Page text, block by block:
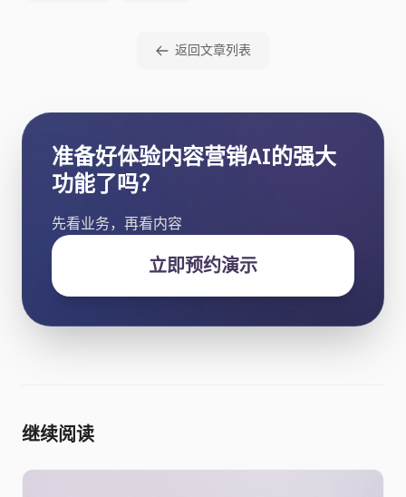
返回文章列表
准备好体验内容营销AI的强大
功能了吗？
先看业务，再看内容
立即预约演示
继续阅读